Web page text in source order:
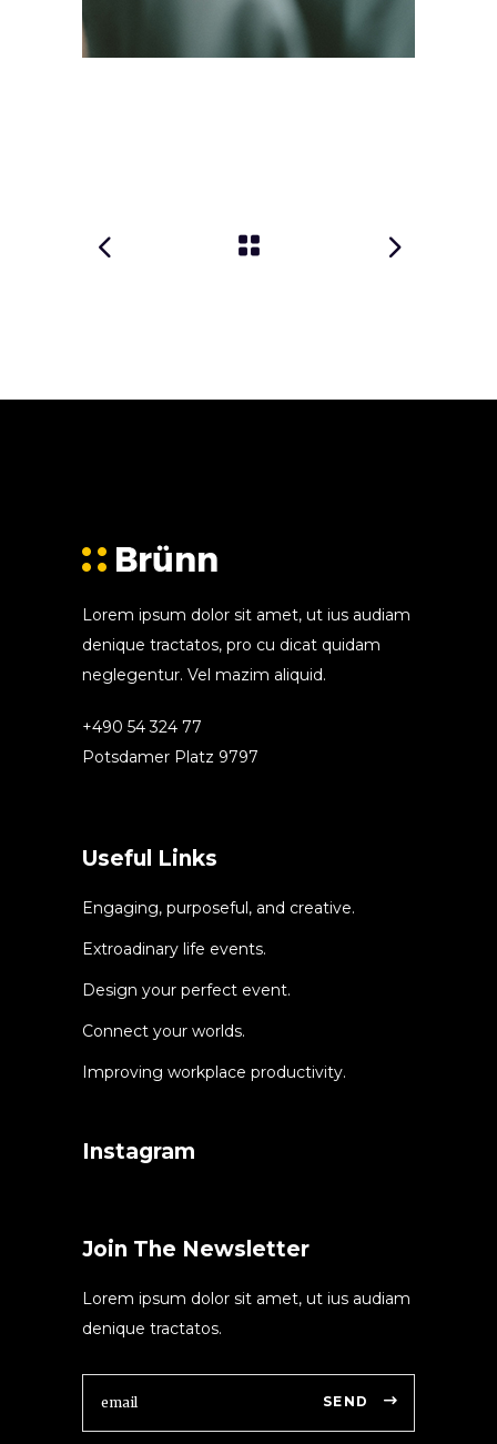
Lorem ipsum dolor sit amet, ut ius audiam
denique tractatos, pro cu dicat quidam
neglegentur. Vel mazim aliquid.
+490 54 324 77
Potsdamer Platz 9797
Useful Links
Engaging, purposeful, and creative.
Extroadinary life events.
Design your perfect event.
Connect your worlds.
Improving workplace productivity.
Instagram
Join The Newsletter
Lorem ipsum dolor sit amet, ut ius audiam
denique tractatos.
SEND